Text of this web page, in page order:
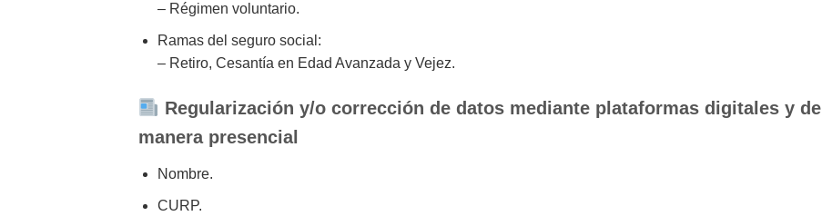
– Régimen voluntario.
Ramas del seguro social:
– Retiro, Cesantía en Edad Avanzada y Vejez.
Regularización y/o corrección de datos mediante plataformas digitales y de
manera presencial
Nombre.
CURP.